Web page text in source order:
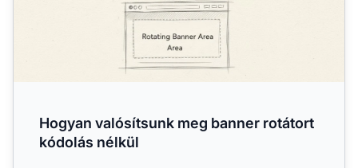
Hogyan valósítsunk meg banner rotátort
kódolás nélkül